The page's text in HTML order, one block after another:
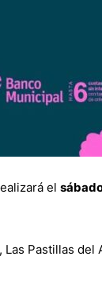
el
Pastillas del